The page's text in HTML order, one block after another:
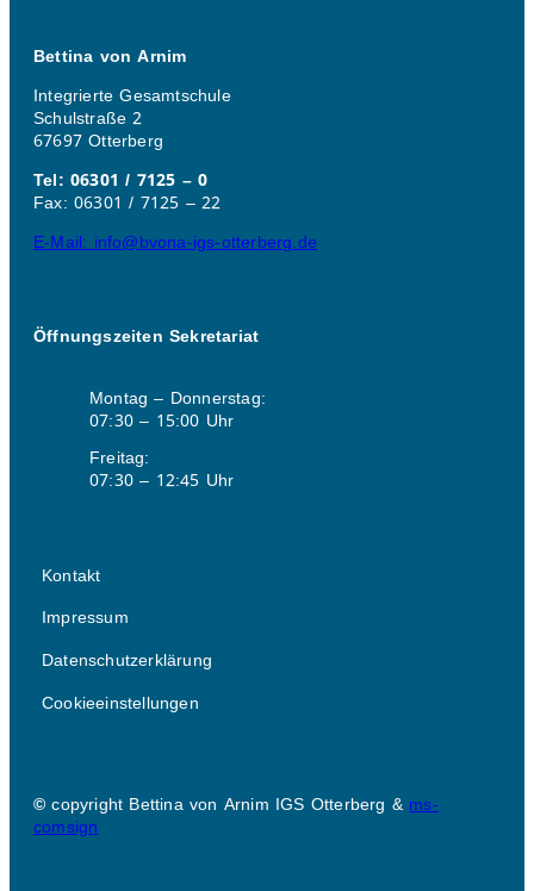
Bettina von Arnim
Integrierte Gesamtschule
Schulstraße 2
67697 Otterberg
Tel: 06301 / 7125 – 0
Fax: 06301 / 7125 – 22
E-Mail: info@bvona-igs-otterberg.de
Öffnungszeiten Sekretariat
Montag – Donnerstag:
07:30 – 15:00 Uhr
Freitag:
07:30 – 12:45 Uhr
Kontakt
Impressum
Datenschutzerklärung
Cookieeinstellungen
©copyright Bettina von Arnim IGS Otterberg &ms-
comsign